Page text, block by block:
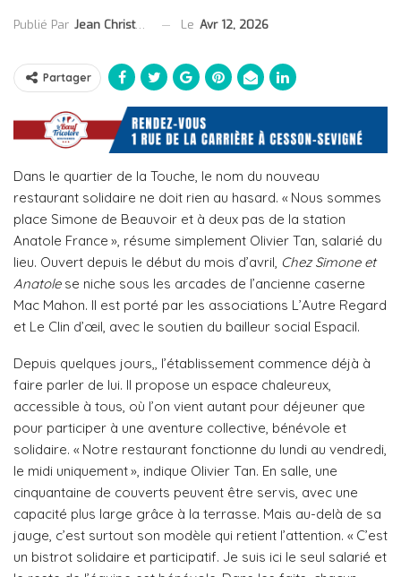
Publié Par Jean Christophe Collet Le Avr 12, 2026
Partager
Dans le quartier de la Touche, le nom du nouveau
restaurant solidaire ne doit rien au hasard. « Nous sommes
place Simone de Beauvoir et à deux pas de la station
Anatole France », résume simplement Olivier Tan, salarié du
lieu. Ouvert depuis le début du mois d’avril, Chez Simone et
Anatolese niche sous les arcades de l’ancienne caserne
Mac Mahon. Il est porté par les associations L’Autre Regard
et Le Clin d’œil, avec le soutien du bailleur social Espacil.
Depuis quelques jours,, l’établissement commence déjà à
faire parler de lui. Il propose un espace chaleureux,
accessible à tous, où l’on vient autant pour déjeuner que
pour participer à une aventure collective, bénévole et
solidaire. « Notre restaurant fonctionne du lundi au vendredi,
le midi uniquement », indique Olivier Tan. En salle, une
cinquantaine de couverts peuvent être servis, avec une
capacité plus large grâce à la terrasse. Mais au-delà de sa
jauge, c’est surtout son modèle qui retient l’attention. « C’est
un bistrot solidaire et participatif. Je suis ici le seul salarié et